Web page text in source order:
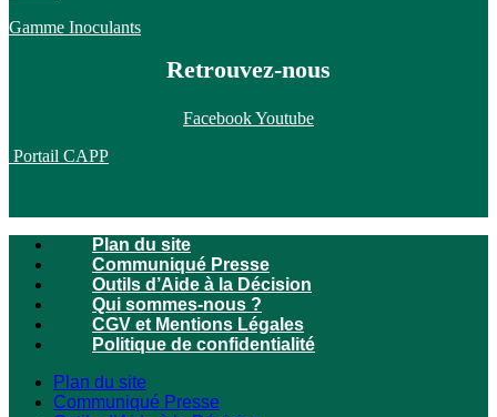
Gamme Inoculants
Retrouvez-nous
FacebookYoutube
Portail CAPP
Plan du site
Communiqué Presse
Outils d’Aide à la Décision
Qui sommes-nous ?
CGV et Mentions Légales
Politique de confidentialité
Plan du site
Communiqué Presse